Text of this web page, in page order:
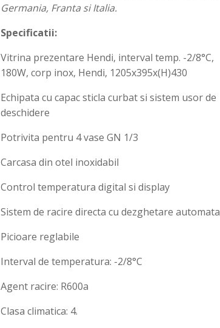
Germania, Franta si Italia.
Specificatii:
Vitrina prezentare Hendi, interval temp. -2/8°C,
180W, corp inox, Hendi, 1205x395x(H)430
Echipata cu capac sticla curbat si sistem usor de
deschidere
Potrivita pentru 4 vase GN 1/3
Carcasa din otel inoxidabil
Control temperatura digital si display
Sistem de racire directa cu dezghetare automata
Picioare reglabile
Interval de temperatura: -2/8°C
Agent racire: R600a
Clasa climatica: 4.